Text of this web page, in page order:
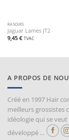
RASOIRS
Jaguar Lames JT2
9,45 € TVAC
A PROPOS DE
Créé en 1997 Hair
meilleurs grossistes
idéologie qui se
développé ...